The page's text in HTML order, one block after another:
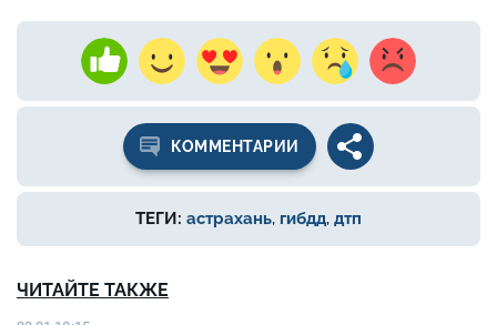
КОММЕНТАРИИ
ТЕГИ: астрахань, гибдд, дтп
ЧИТАЙТЕ ТАКЖЕ